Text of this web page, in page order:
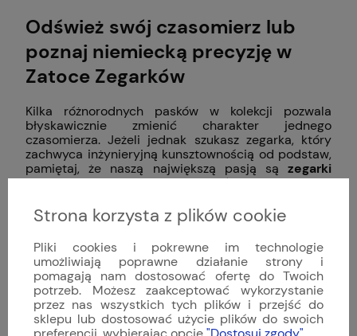
Odśwież swój czasomierz lub
poznaj niemiecką precyzję w
Zatoce Zegarków
Kilka różnorodnych pasków w kolekcji pozwala
błyskawicznie zmienić charakter jednego
czasomierza. Jeżeli jednak szukasz zegarka, który
zachwyca inżynieryjną kunsztownością od podstaw,
pamiętaj, że naszą największą pasją są zegarki
niemieckie. W Zatoce Zegarków stawiamy na
marki słynące z trwałości i precyzji.
Szukasz konkretnego wykończenia lub potrzebujesz
wsparcia w doborze idealnego wariantu? Skontaktuj
się z nami – nasi eksperci chętnie pomogą Ci
podjąć najlepszą decyzję!
Bestsellery
Strona korzysta z plików cookie
Pliki cookies i pokrewne im technologie
umożliwiają poprawne działanie strony i
pomagają nam dostosować ofertę do Twoich
potrzeb. Możesz zaakceptować wykorzystanie
przez nas wszystkich tych plików i przejść do
sklepu lub dostosować użycie plików do swoich